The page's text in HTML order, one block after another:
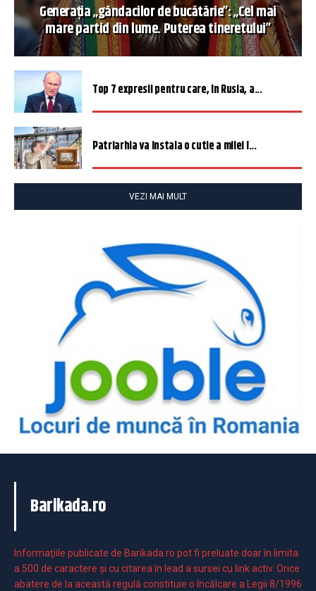
Generația „gândacilor de bucătărie”: „Cel mai
mare partid din lume. Puterea tineretului”
Top 7 expresii pentru care, în Rusia, a...
Patriarhia va instala o cutie a milei î...
VEZI MAI MULT
Barikada.ro
Informaţiile publicate de Barikada.ro pot fi preluate doar în limita
a 500 de caractere şi cu citarea în lead a sursei cu link activ. Orice
abatere de la această regulă constituie o încălcare a Legii 8/1996